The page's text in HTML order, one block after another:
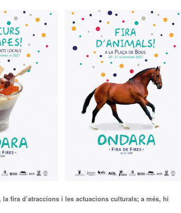
fira d’atraccions i les actuacions culturals; a més, hi